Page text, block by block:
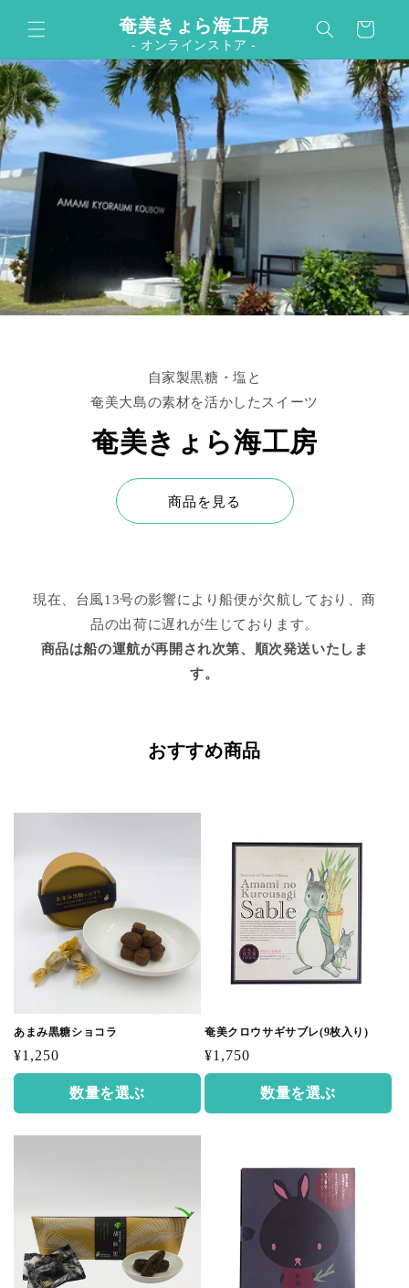
コンテンツに進む奄美きょら海工房
- オンラインストア -
ー
自家製黒糖・塩と
奄美大島の素材を活かしたスイーツ
奄美きょら海工房
商品を見る
現在、台風13号の影響により船便が欠航しており、商
品の出荷に遅れが生じております。
商品は船の運航が再開され次第、順次発送いたしま
す。
おすすめ商品
あまみ黒糖ショコラ
通
常
格
¥1,250
数量を選ぶ
奄美クロウサギサブレ(9枚入り)
通
常
格
¥1,750
数量を選ぶ